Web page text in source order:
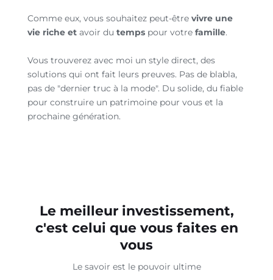
Comme eux, vous souhaitez peut-être vivre une
vie riche et avoir du temps pour votre famille.
Vous trouverez avec moi un style direct, des
solutions qui ont fait leurs preuves. Pas de blabla,
pas de "dernier truc à la mode". Du solide, du fiable
pour construire un patrimoine pour vous et la
prochaine génération.
Le meilleur investissement,
c'est celui que vous faites en
vous
Le savoir est le pouvoir ultime